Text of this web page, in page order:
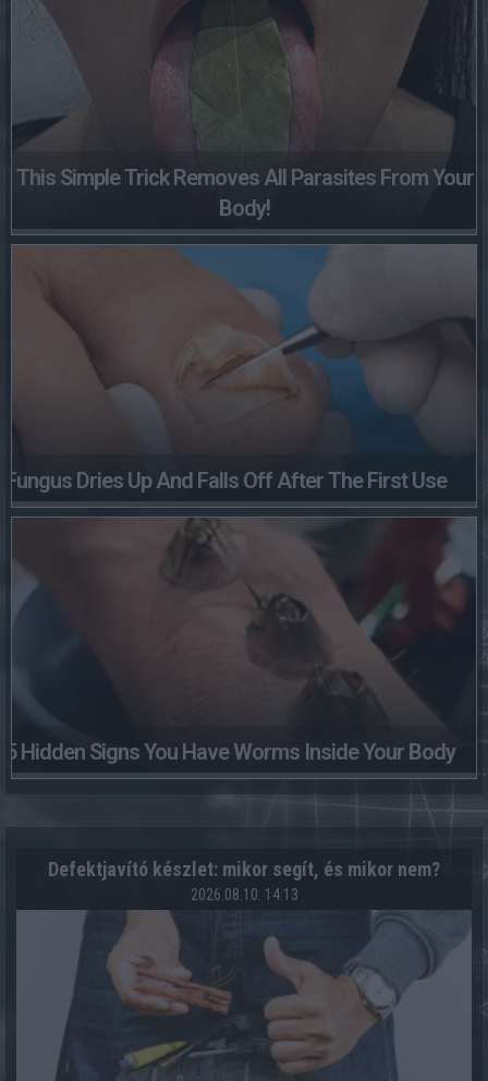
This Simple Trick Removes All Parasites From Your
Body!
Fungus Dries Up And Falls Off After The First Use
5 Hidden Signs You Have Worms Inside Your Body
Defektjavító készlet: mikor segít, és mikor nem?
2026.08.10. 14:13